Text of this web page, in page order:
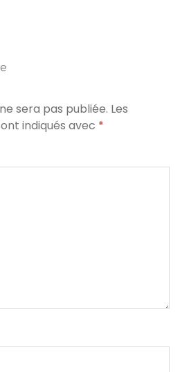
sera pas publiée. Les
indiqués avec *